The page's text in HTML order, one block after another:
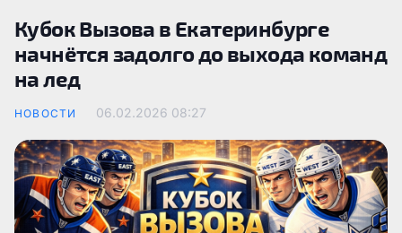
Кубок Вызова в Екатеринбурге
начнётся задолго до выхода команд
на лед
НОВОСТИ 06.02.2026 08:27